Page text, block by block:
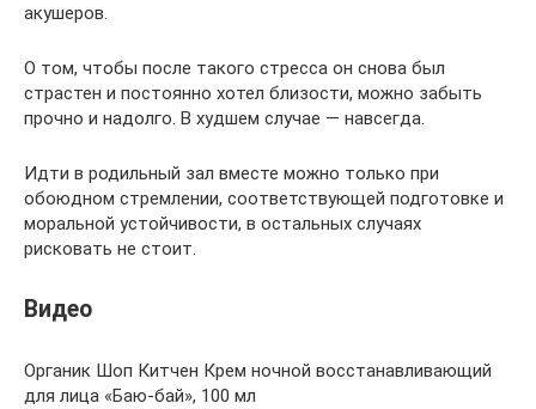
акушеров.
О том, чтобы после такого стресса он снова был
страстен и постоянно хотел близости, можно забыть
прочно и надолго. В худшем случае — навсегда.
Идти в родильный зал вместе можно только при
обоюдном стремлении, соответствующей подготовке и
моральной устойчивости, в остальных случаях
рисковать не стоит.
Видео
Органик Шоп Китчен Крем ночной восстанавливающий
для лица «Баю-бай», 100 мл